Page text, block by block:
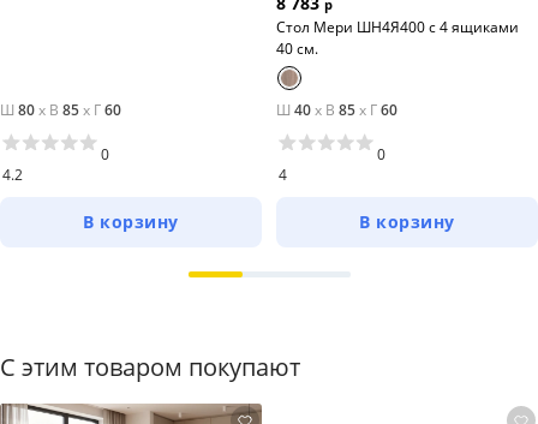
Ш 80x В 85x Г60
4.2
0
В корзину
р
Стол Мери ШН4Я400 с 4 ящиками
40 см.
Ш 40x В 85x Г60
4
0
В корзину
С этим товаром покупают